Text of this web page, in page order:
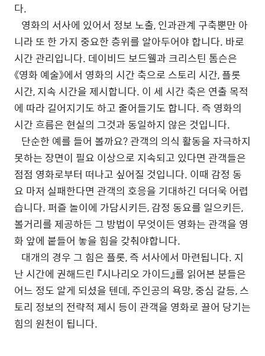
다.
영화의 서사에 있어서 정보 노출, 인과관계 구축뿐만 아
니라 또 한 가지 중요한 층위를 알아두어야 합니다. 바로
시간 관리입니다. 데이비드 보드웰과 크리스틴 톰슨은
《영화 예술》에서 영화의 시간 축으로 스토리 시간, 플롯
시간, 지속 시간을 제시합니다. 이 세 시간 축은 연출 목적
에 따라 길어지기도 하고 줄어들기도 합니다. 즉 영화의
시간 흐름은 현실의 그것과 동일하지 않은 것입니다.
단순한 예를 들어 볼까요? 관객의 의식 활동을 자극하지
못하는 장면이 필요 이상으로 지속되고 있다면 관객들은
점점 영화로부터 떠나고 싶어질 것입니다. 이때 감정 동
요 마저 실패한다면 관객의 호응을 기대하긴 더더욱 어렵
습니다. 퍼즐 놀이에 가담시키든, 감정 동요를 일으키든,
볼거리를 제공하든 그 방법이 무엇이든 영화는 관객을 영
화 앞에 붙들어 놓을 힘을 갖춰야합니다.
대개의 경우 그 힘은플롯,즉 서사에서 마련됩니다. 지
난 시간에 권해드린 『시나리오 가이드』를 읽어본분들은
어느 정도 알게 되셨을 텐데,주인공의 욕망,중심 갈등,스
토리 정보의 전략적 제시 등이 관객을 영화로 끌어 당기는
힘의 원천이 됩니다.